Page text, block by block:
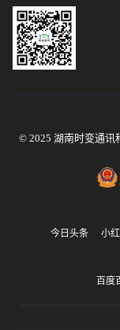
© 2025 湖南时变通
今日头条 小
百度